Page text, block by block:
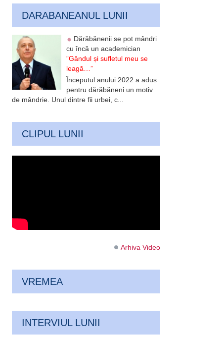
DARABANEANUL LUNII
Dărăbănenii se pot mândri
cu încă un academician
”Gândul și sufletul meu se
leagă…”
Începutul anului 2022 a adus
pentru dărăbăneni un motiv
de mândrie. Unul dintre fii urbei, c...
CLIPUL LUNII
Arhiva Video
VREMEA
INTERVIUL LUNII